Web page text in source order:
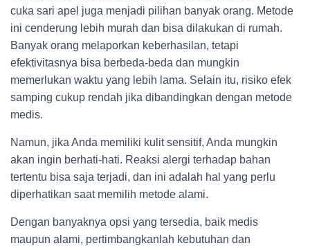
cuka sari apel juga menjadi pilihan banyak orang. Metode
ini cenderung lebih murah dan bisa dilakukan di rumah.
Banyak orang melaporkan keberhasilan, tetapi
efektivitasnya bisa berbeda-beda dan mungkin
memerlukan waktu yang lebih lama. Selain itu, risiko efek
samping cukup rendah jika dibandingkan dengan metode
medis.
Namun, jika Anda memiliki kulit sensitif, Anda mungkin
akan ingin berhati-hati. Reaksi alergi terhadap bahan
tertentu bisa saja terjadi, dan ini adalah hal yang perlu
diperhatikan saat memilih metode alami.
Dengan banyaknya opsi yang tersedia, baik medis
maupun alami, pertimbangkanlah kebutuhan dan